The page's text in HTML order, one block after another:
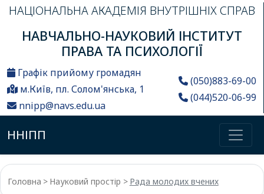
НАЦІОНАЛЬНА АКАДЕМІЯ ВНУТРІШНІХ СПРАВ
НАВЧАЛЬНО-НАУКОВИЙ ІНСТИТУТ
ПРАВА ТА ПСИХОЛОГІЇ
Графік прийому громадян
м.Київ, пл. Солом'янська, 1
nnipp@navs.edu.ua
(050)883-69-00
(044)520-06-99
ННІПП
Головна Науковий простір Рада молодих вчених